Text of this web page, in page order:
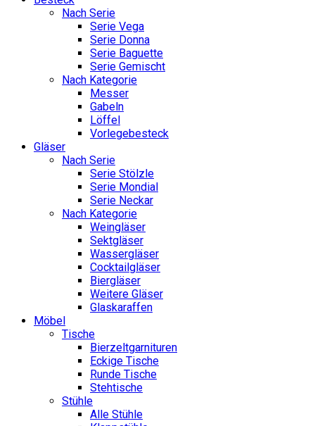
Nach Serie
Serie Vega
Serie Donna
Serie Baguette
Serie Gemischt
Nach Kategorie
Messer
Gabeln
Löffel
Vorlegebesteck
Gläser
Nach Serie
Serie Stölzle
Serie Mondial
Serie Neckar
Nach Kategorie
Weingläser
Sektgläser
Wassergläser
Cocktailgläser
Biergläser
Weitere Gläser
Glaskaraffen
Möbel
Tische
Bierzeltgarnituren
Eckige Tische
Runde Tische
Stehtische
Stühle
Alle Stühle